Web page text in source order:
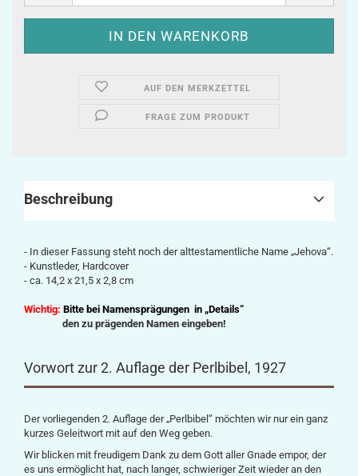
AUF DEN MERKZETTEL
FRAGE ZUM PRODUKT
Beschreibung
- In dieser Fassung steht noch der alttestamentliche Name „Jehova“.
- Kunstleder, Hardcover
- ca. 14,2 x 21,5 x 2,8 cm
Wichtig: Bitte bei Namensprägungen in „Details“
den zu prägenden Namen eingeben!
Vorwort zur 2. Auflage der Perlbibel, 1927
Der vorliegenden 2. Auflage der „Perlbibel“ möchten wir nur ein ganz
kurzes Geleitwort mit auf den Weg geben.
Wir blicken mit freudigem Dank zu dem Gott aller Gnade empor, der
es uns ermöglicht hat, nach langer, schwieriger Zeit wieder an den